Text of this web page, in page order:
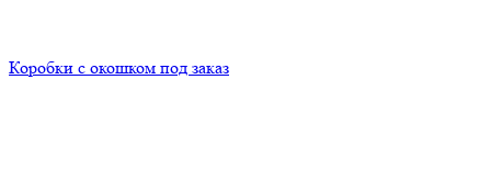
Коробки с окошком под заказ